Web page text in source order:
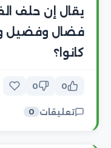
يقال إن حلف
فضال وفضيل
كانوا؟
0
0
تعليقات 0